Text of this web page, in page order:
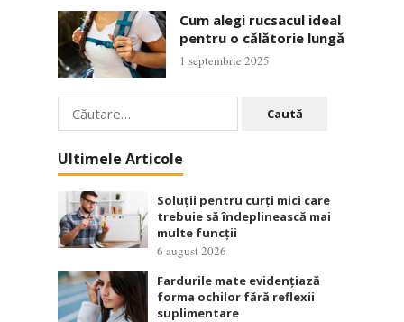
Cum alegi rucsacul ideal
pentru o călătorie lungă
1 septembrie 2025
Caută
după:
Ultimele Articole
Soluții pentru curți mici care
trebuie să îndeplinească mai
multe funcții
6 august 2026
Fardurile mate evidențiază
forma ochilor fără reflexii
suplimentare